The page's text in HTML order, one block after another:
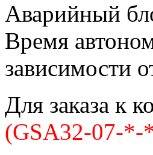
Аварийный
Время
зависимости
Для заказа к
(GSA32-07-